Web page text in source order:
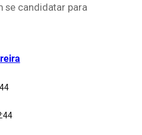
se candidatar para